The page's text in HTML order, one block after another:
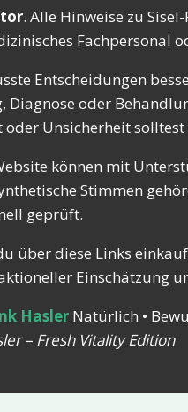
. Alle Hinweise zu
Fachpersonal
Entscheidungen
oder
Unsicherheit
können mit
Stimmen
geprüft.
diese Links
Einschätzung
Hasler Natürlich •
– Fresh Vitality Edition